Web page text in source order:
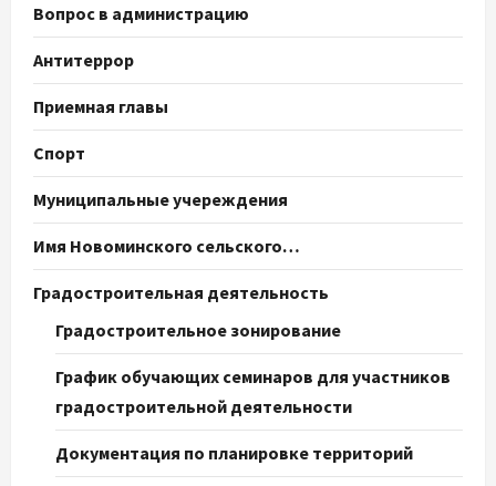
Вопрос в администрацию
Антитеррор
Приемная главы
Спорт
Муниципальные учереждения
Имя Новоминского сельского…
Градостроительная деятельность
Градостроительное зонирование
График обучающих семинаров для участников
градостроительной деятельности
Документация по планировке территорий